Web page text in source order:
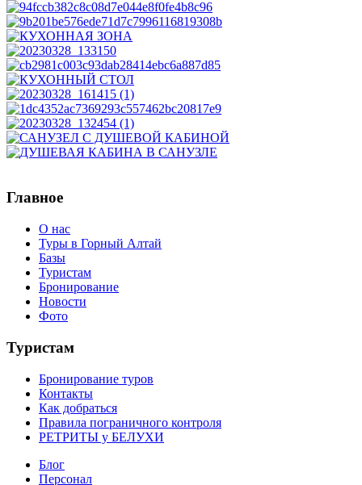
Главное
О нас
Туры в Горный Алтай
Базы
Туристам
Бронирование
Новости
Фото
Туристам
Бронирование туров
Контакты
Как добраться
Правила пограничного контроля
РЕТРИТЫ у БЕЛУХИ
Блог
Персонал